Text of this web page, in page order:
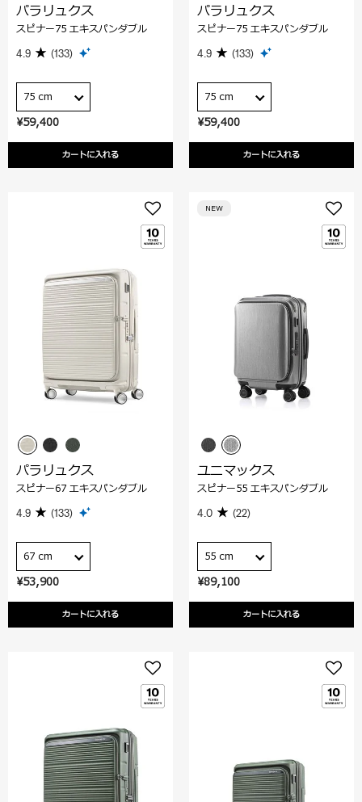
¥59,400
カートに入れる
パラリュクス
スピナー75 エキスパンダブル
4.9 (133)
75 cm
¥59,400
カートに入れる
パラリュクス
スピナー75 エキスパンダブル
4.9 (133)
75 cm
¥53,900
カートに入れる
パラリュクス
スピナー67 エキスパンダブル
4.9 (133)
67 cm
¥89,100
カートに入れる
NEW
ユニマックス
スピナー55 エキスパンダブル
4.0 (22)
55 cm